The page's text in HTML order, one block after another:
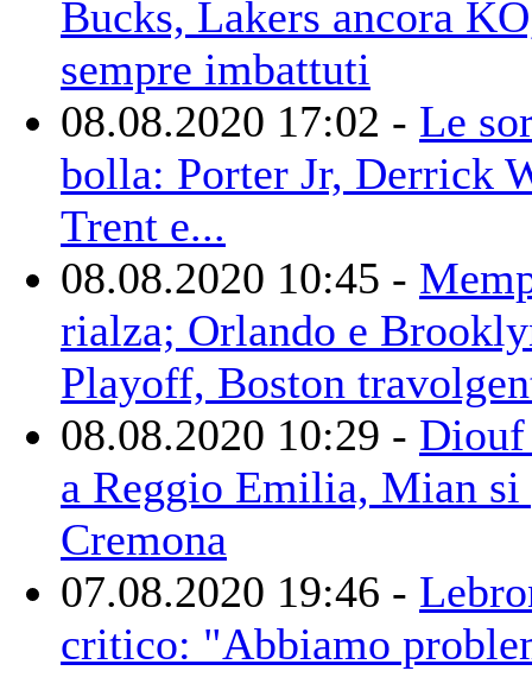
Bucks, Lakers ancora
sempre imbattuti
08.08.2020 17:02 - Le
bolla: Porter Jr, Derrick
Trent e...
08.08.2020 10:45 -
rialza; Orlando e
Playoff, Boston
08.08.2020 10:29 - Diouf
a Reggio Emilia, Mian si
Cremona
07.08.2020 19:46 -
critico: "Abbiamo